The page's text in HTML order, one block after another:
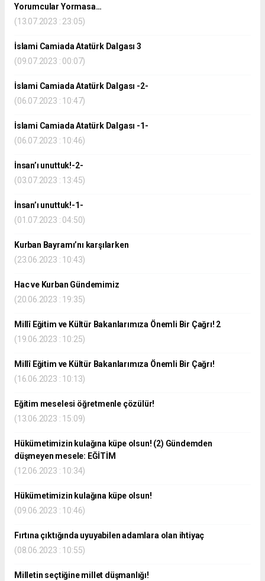
Yorumcular Yormasa…
(13.07.2023 : 23:05)
İslami Camiada Atatürk Dalgası 3
(09.07.2023 : 00:07)
İslami Camiada Atatürk Dalgası -2-
(06.07.2023 : 10:47)
İslami Camiada Atatürk Dalgası -1-
(06.07.2023 : 10:46)
İnsan’ı unuttuk!-2-
(03.07.2023 : 13:45)
İnsan’ı unuttuk!-1-
(01.07.2023 : 04:50)
Kurban Bayramı’nı karşılarken
(23.06.2023 : 10:43)
Hac ve Kurban Gündemimiz
(20.06.2023 : 19:35)
Millî Eğitim ve Kültür Bakanlarımıza Önemli Bir Çağrı! 2
(19.06.2023 : 10:25)
Millî Eğitim ve Kültür Bakanlarımıza Önemli Bir Çağrı!
(16.06.2023 : 10:13)
Eğitim meselesi öğretmenle çözülür!
(13.06.2023 : 15:09)
Hükümetimizin kulağına küpe olsun! (2) Gündemden
düşmeyen mesele: EĞİTİM
(12.06.2023 : 10:34)
Hükümetimizin kulağına küpe olsun!
(09.06.2023 : 10:46)
Fırtına çıktığında uyuyabilen adamlara olan ihtiyaç
(08.06.2023 : 10:55)
Milletin seçtiğine millet düşmanlığı!